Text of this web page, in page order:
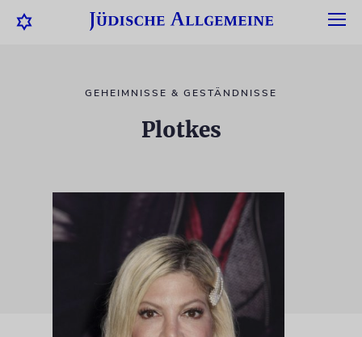
GEHEIMNISSE & GESTÄNDNISSE
Plotkes